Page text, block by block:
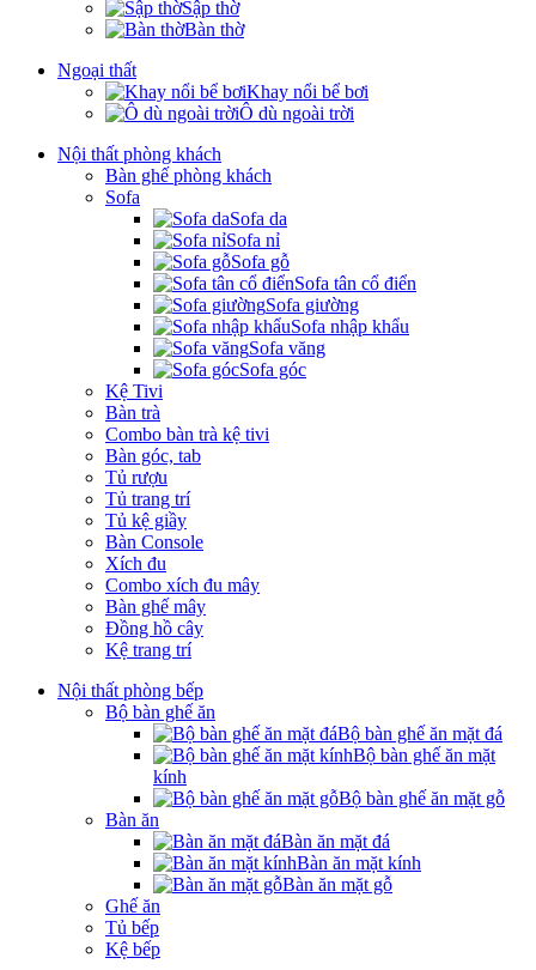
Sập thờ
Bàn thờ
Ngoại thất
Khay nổi bể bơi
Ô dù ngoài trời
Nội thất phòng khách
Bàn ghế phòng khách
Sofa
Sofa da
Sofa nỉ
Sofa gỗ
Sofa tân cổ điển
Sofa giường
Sofa nhập khẩu
Sofa văng
Sofa góc
Kệ Tivi
Bàn trà
Combo bàn trà kệ tivi
Bàn góc, tab
Tủ rượu
Tủ trang trí
Tủ kệ giầy
Bàn Console
Xích đu
Combo xích đu mây
Bàn ghế mây
Đồng hồ cây
Kệ trang trí
Nội thất phòng bếp
Bộ bàn ghế ăn
Bộ bàn ghế ăn mặt đá
Bộ bàn ghế ăn mặt
kính
Bộ bàn ghế ăn mặt gỗ
Bàn ăn
Bàn ăn mặt đá
Bàn ăn mặt kính
Bàn ăn mặt gỗ
Ghế ăn
Tủ bếp
Kệ bếp